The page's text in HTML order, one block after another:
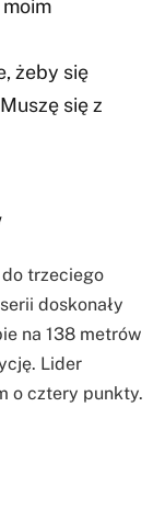
żeby się
się z
trzeciego
doskonały
na 138 metrów
Lider
o cztery punkty.